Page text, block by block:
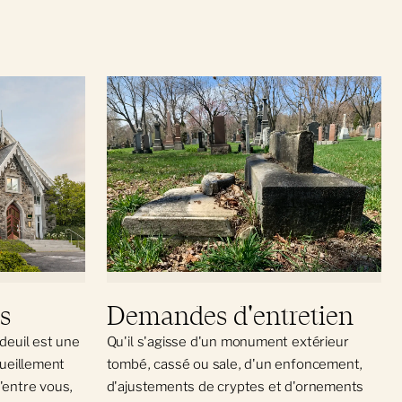
est une
vous,
Demandes d'entretien
Qu'il s'agisse d'un monument extérieur
tombé, cassé ou sale, d'un enfoncement,
d'ajustements de cryptes et d'ornements